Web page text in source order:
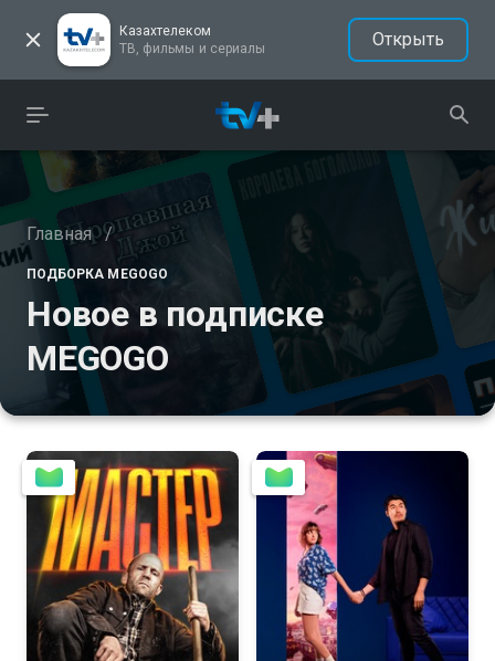
Казахтелеком
ТВ, фильмы и сериалы
Открыть
Главная /
ПОДБОРКА MEGOGO
Новое в подписке
MEGOGO